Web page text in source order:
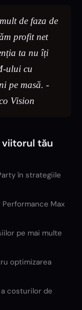
de faza de
profit net
ta nu îți
ului cu
pe masă. -
Vision
tău
în strategiile
Max
pe mai multe
optimizarea
costurilor de